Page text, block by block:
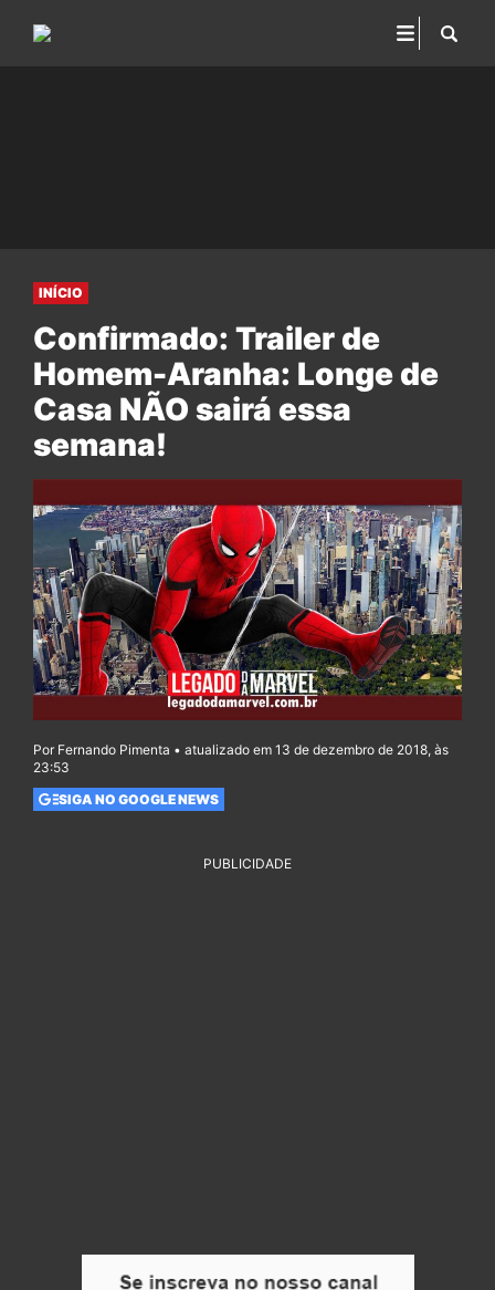
INÍCIO
Confirmado: Trailer de
Homem-Aranha: Longe de
Casa NÃO sairá essa
semana!
Por Fernando Pimenta • atualizado em 13 de dezembro de 2018, às
23:53
SIGA NO GOOGLE NEWS
PUBLICIDADE